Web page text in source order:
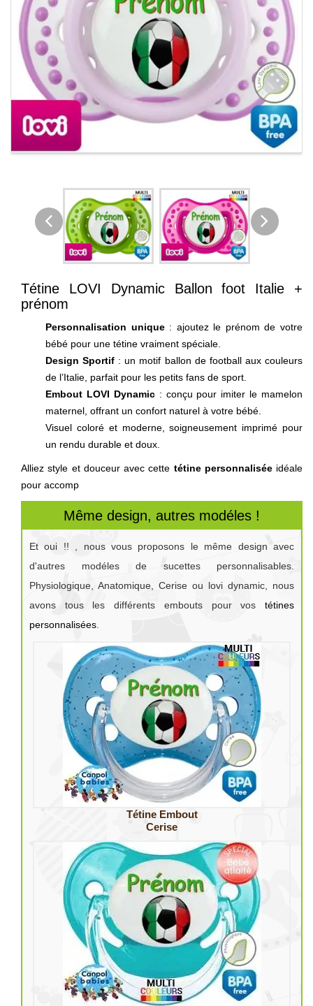
Tétine LOVI Dynamic Ballon foot Italie +
prénom
Personnalisation unique: ajoutez le prénom de votre
bébé pour une tétine vraiment spéciale.
Design Sportif : un motif ballon de football aux couleurs
de l’Italie, parfait pour les petits fans de sport.
Embout LOVI Dynamic: conçu pour imiter le mamelon
maternel, offrant un confort naturel à votre bébé.
Visuel coloré et moderne, soigneusement imprimé pour
un rendu durable et doux.
Alliez style et douceur avec cette tétine personnaliséeidéale
pour accomp
Même design, autres modéles !
Et oui !! , nous vous proposons le même design avec
d'autres modéles de sucettes personnalisables.
Physiologique, Anatomique, Cerise ou lovi dynamic, nous
avons tous les différents embouts pour vos tétines
personnalisées
Tétine Embout
Cerise